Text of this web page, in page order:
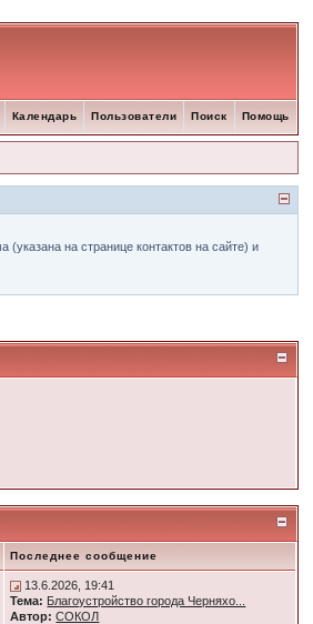
Помощь
Поиск
Пользователи
Календарь
на странице контактов на сайте) и
Последнее сообщение
13.6.2026, 19:41
Тема: Благоустройство города Черняхо...
Автор: СОКОЛ